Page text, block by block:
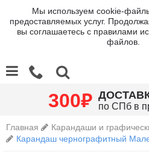
Мы используем cookie-
предоставляемых услуг.
вы соглашаетесь с правилами
файлов.
300₽ по СПб в
Главная
Карандаши и
Карандаш чернографитный